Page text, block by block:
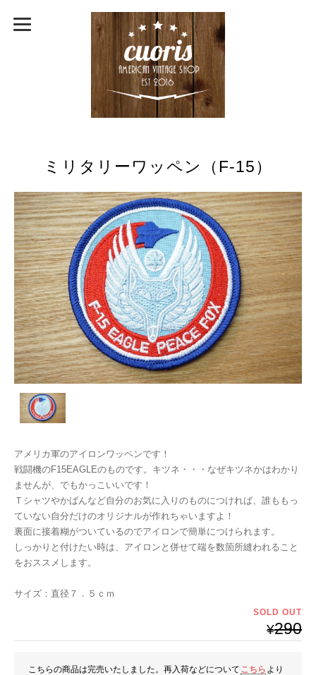
ミリタリーワッペン（F-15）
アメリカ軍のアイロンワッペンです！
戦闘機のF15EAGLEのものです。キツネ・・・なぜキツネかはわかり
ませんが、でもかっこいいです！
Ｔシャツやかばんなど自分のお気に入りのものにつければ、誰ももっ
ていない自分だけのオリジナルが作れちゃいますよ！
裏面に接着糊がついているのでアイロンで簡単につけられます。
しっかりと付けたい時は、アイロンと併せて端を数箇所縫われること
をおススメします。
サイズ：直径７．５ｃｍ
SOLD OUT
¥290
こちらの商品は完売いたしました。再入荷などについて こちら より